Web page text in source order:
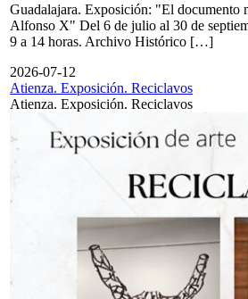
Guadalajara. Exposición: "El documento
Alfonso X" Del 6 de julio al 30 de
9 a 14 horas. Archivo Histórico […]
2026-07-12
Atienza. Exposición. Reciclavos
Atienza. Exposición. Reciclavos